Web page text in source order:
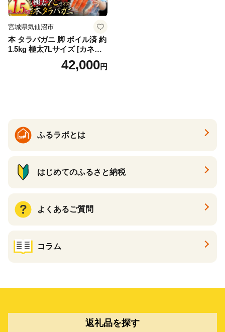
宮城県気仙沼市
本 タラバガニ 脚 ボイル済 約
1.5kg 極太7Lサイズ [カネダ
イ 宮城県 気仙沼市 2056432
6] カニ かに 蟹 たらばがに た
42,000円
ふるラボとは
はじめてのふるさと納税
よくあるご質問
コラム
返礼品を探す